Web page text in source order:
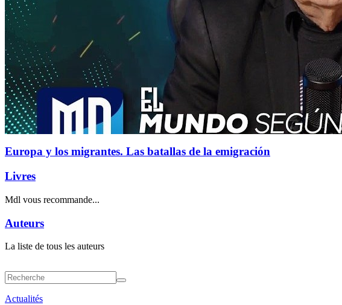
Europa y los migrantes. Las batallas de la emigración
Livres
Mdl vous recommande...
Auteurs
La liste de tous les auteurs
Actualités